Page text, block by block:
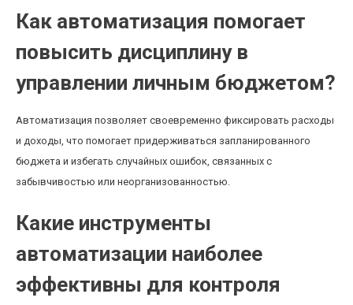
Как автоматизация помогает
повысить дисциплину в
управлении личным бюджетом?
Автоматизация позволяет своевременно фиксировать расходы
и доходы, что помогает придерживаться запланированного
бюджета и избегать случайных ошибок, связанных с
забывчивостью или неорганизованностью.
Какие инструменты
автоматизации наиболее
эффективны для контроля